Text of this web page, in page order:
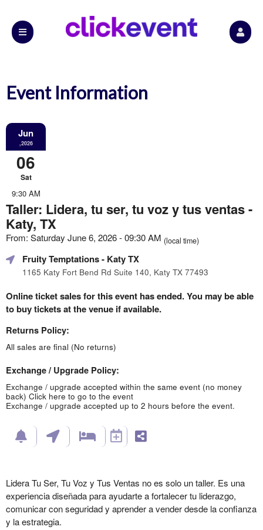
Event Information
Jun
,2026
06
Sat
9:30 AM
Taller: Lidera, tu ser, tu voz y tus ventas -
Katy, TX
From: Saturday June 6, 2026 - 09:30 AM (local time)
Fruity Temptations- Katy TX
1165 Katy Fort Bend Rd Suite 140, Katy TX 77493
Online ticket sales for this event has ended. You may be able
to buy tickets at the venue if available.
Returns Policy:
All sales are final (No returns)
Exchange / Upgrade Policy:
Exchange / upgrade accepted within the same event (no money
back) Click here to go to the event
Exchange / upgrade accepted up to 2 hours before the event.
Lidera Tu Ser, Tu Voz y Tus Ventas no es solo un taller. Es una
experiencia diseñada para ayudarte a fortalecer tu liderazgo,
comunicar con seguridad y aprender a vender desde la confianza
y la estrategia.